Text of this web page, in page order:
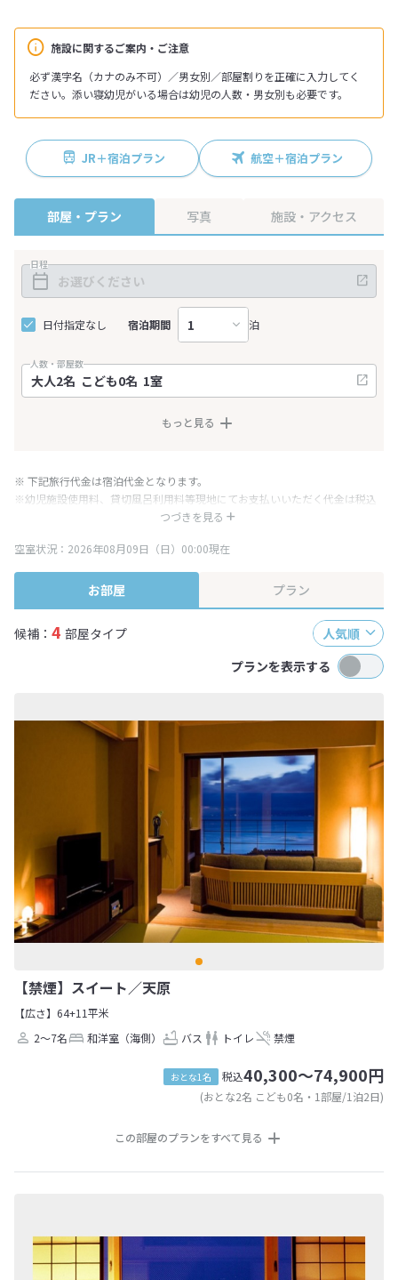
施設に関するご案内・ご注意
必ず漢字名（カナのみ不可）／男女別／部屋割りを正確に入力してく
ださい。添い寝幼児がいる場合は幼児の人数・男女別も必要です。
JR＋宿泊プラン 航空＋宿泊プラン
部屋・プラン 写真 施設・アクセス
日程
日付指定なし 宿泊期間 泊
人数・部屋数
もっと見る
つづきを見る
※ 下記旅行代金は宿泊代金となります。
※幼児施設使用料、貸切風呂利用料等現地にてお支払いいただく代金は税込
み表記となりますが、消費税増税に伴い代金が一部変更となる場合がござい
※表示されている旅行代金・プラン内容は一定時間ごとに更新されます。最
終確認画面でご確認ください。
空室状況：2026年08月09日（日）00:00現在
お部屋 プラン
候補： 4 部屋タイプ
人気順
プランを表示する
【禁煙】スイート／天原
【広さ】64+11平米
2～7名
和洋室（海側） バス トイレ 禁煙
おとな1名 税込40,300～74,900円
(おとな2名 こども0名・1部屋/1泊2日)
この部屋のプランをすべて見る